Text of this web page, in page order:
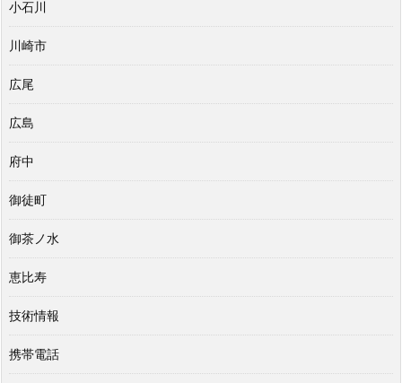
小石川
川崎市
広尾
広島
府中
御徒町
御茶ノ水
恵比寿
技術情報
携帯電話